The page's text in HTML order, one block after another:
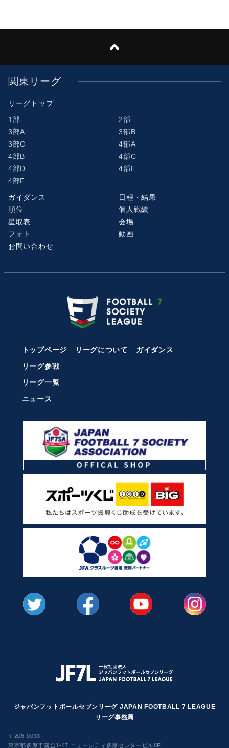
関東リーグ
リーグトップ
1部
2部
3部A
3部B
3部C
4部A
4部B
4部C
4部D
4部E
4部F
ガイダンス
日程・結果
順位
個人戦績
星取表
会場
フォト
動画
お問い合わせ
トップページ リーグについて
ガイダンス
リーグ参戦
リーグ一覧
ニュース
ジャパンフットボールセブンリーグ JAPAN FOOTBALL 7 LEAGUE
リーグ事務局
〒206-0033
東京都多摩市落合1-47 ニューシティ多摩センタービル8F